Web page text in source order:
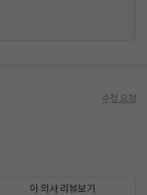
수정 요청
이 의사 리뷰보기